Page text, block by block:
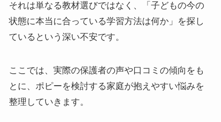
それは単なる教材選びではなく、「子どもの今の
状態に本当に合っている学習方法は何か」を探し
ているという深い不安です。
ここでは、実際の保護者の声や口コミの傾向をも
とに、ポピーを検討する家庭が抱えやすい悩みを
整理していきます。